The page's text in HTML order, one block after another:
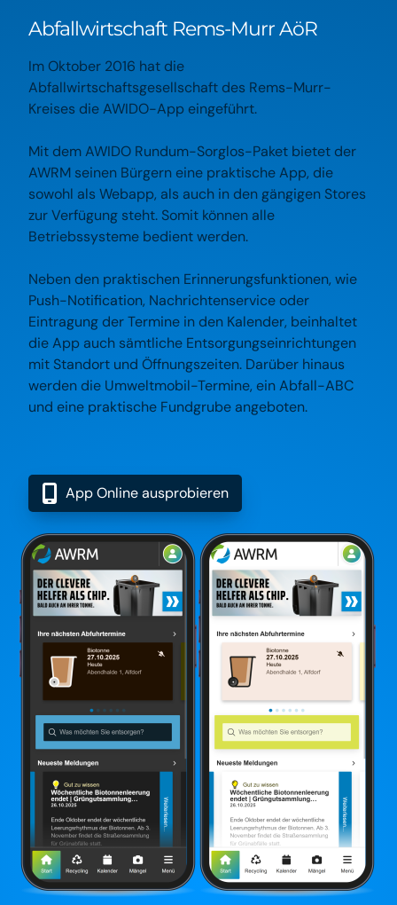
Abfallwirtschaft Rems-Murr AöR
Im Oktober 2016 hat die
Abfallwirtschaftsgesellschaft des Rems-Murr-
Kreises die AWIDO-App eingeführt.
Mit dem AWIDO Rundum-Sorglos-Paket bietet der
AWRM seinen Bürgern eine praktische App, die
sowohl als Webapp, als auch in den gängigen Stores
zur Verfügung steht. Somit können alle
Betriebssysteme bedient werden.
Neben den praktischen Erinnerungsfunktionen, wie
Push-Notification, Nachrichtenservice oder
Eintragung der Termine in den Kalender, beinhaltet
die App auch sämtliche Entsorgungseinrichtungen
mit Standort und Öffnungszeiten. Darüber hinaus
werden die Umweltmobil-Termine, ein Abfall-ABC
und eine praktische Fundgrube angeboten.
App Online ausprobieren